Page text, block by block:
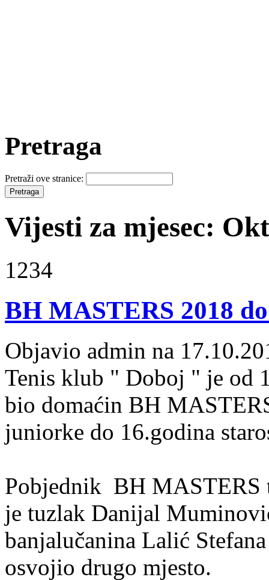
Pretraga
Pretraži ove stranice:
Vijesti za mjesec:
1234
BH MASTERS 2018
Objavio admin na
Tenis klub " Doboj " je od
bio domaćin BH
juniorke do 16.godina
Pobjednik BH MASTERS
je tuzlak Danijal
banjalučanina Lalić
osvojio drugo mjesto.